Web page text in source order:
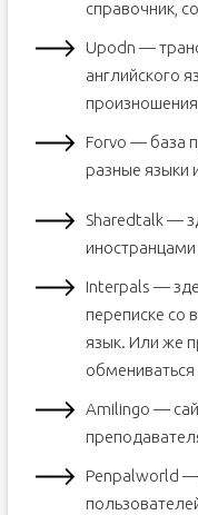
справочник,
Upodn —
английского
Forvo — база
разные языки
Sharedtalk —
Interpals —
переписке со
язык. Или же
Amilingo —
Penpalworld —